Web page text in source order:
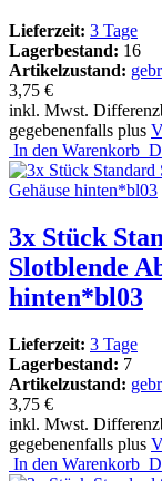
Lieferzeit: 3 Tage
Lagerbestand: 16
Artikelzustand:
3,75 €
inkl. Mwst.
gegebenenfalls plus
In den Warenkorb
3x Stück
Slotblende
hinten*bl03
Lieferzeit: 3 Tage
Lagerbestand: 7
Artikelzustand:
3,75 €
inkl. Mwst.
gegebenenfalls plus
In den Warenkorb